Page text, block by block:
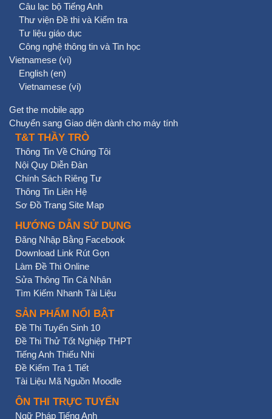
Câu lạc bộ Tiếng Anh
Thư viện Đề thi và Kiểm tra
Tư liệu giáo dục
Công nghệ thông tin và Tin học
Vietnamese ‎(vi)‎
English ‎(en)‎
Vietnamese ‎(vi)‎
Get the mobile app
Chuyển sang Giao diện dành cho máy tính
T&T THẦY TRÒ
Thông Tin Về Chúng Tôi
Nội Quy Diễn Đàn
Chính Sách Riêng Tư
Thông Tin Liên Hệ
Sơ Đồ Trang Site Map
HƯỚNG DẪN SỬ DỤNG
Đăng Nhập Bằng Facebook
Download Link Rút Gọn
Làm Đề Thi Online
Sửa Thông Tin Cá Nhân
Tìm Kiếm Nhanh Tài Liệu
SẢN PHẨM NỔI BẬT
Đề Thi Tuyển Sinh 10
Đề Thi Thử Tốt Nghiệp THPT
Tiếng Anh Thiếu Nhi
Đề Kiểm Tra 1 Tiết
Tài Liệu Mã Nguồn Moodle
ÔN THI TRỰC TUYẾN
Ngữ Pháp Tiếng Anh